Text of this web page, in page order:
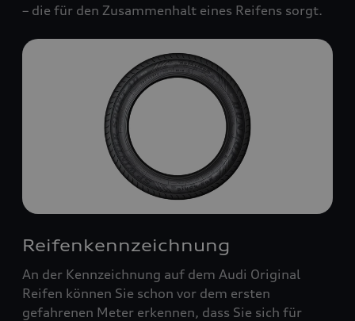
– die für den Zusammenhalt eines Reifens sorgt.
Reifenkennzeichnung
An der Kennzeichnung auf dem Audi Original
Reifen können Sie schon vor dem ersten
gefahrenen Meter erkennen, dass Sie sich für